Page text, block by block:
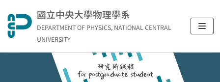
to
content
國立中央大學物理學系
DEPARTMENT OF PHYSICS, NATIONAL CENTRAL
UNIVERSITY